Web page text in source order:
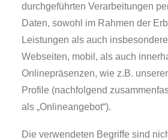
durchgeführten Verarbeitungen
Daten, sowohl im Rahmen der
Leistungen als auch
Webseiten, mobil, als auch
Onlinepräsenzen, wie z.B.
Profile (nachfolgend
als „Onlineangebot“).
Die verwendeten Begriffe sind